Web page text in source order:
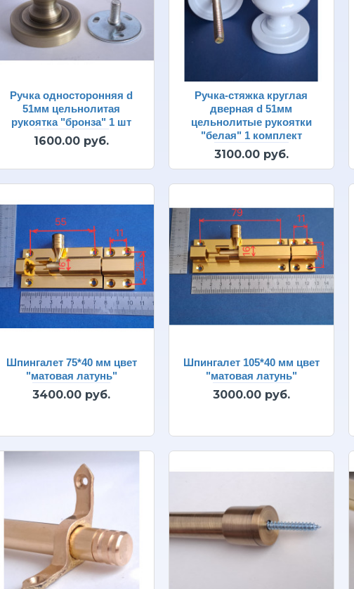
Ручка односторонняя d
51мм цельнолитая
рукоятка "бронза" 1 шт
1600.00 руб.
Ручка-стяжка круглая
дверная d 51мм
цельнолитые рукоятки
"белая" 1 комплект
3100.00 руб.
Шпингалет 75*40 мм цвет
"матовая латунь"
3400.00 руб.
Шпингалет 105*40 мм цвет
"матовая латунь"
3000.00 руб.